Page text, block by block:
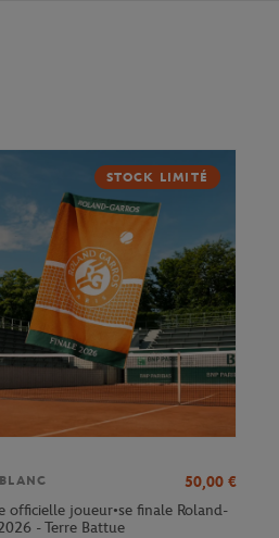
STOCK LIMITÉ
50,00 €
officielle joueur•se finale Roland-
- Terre Battue